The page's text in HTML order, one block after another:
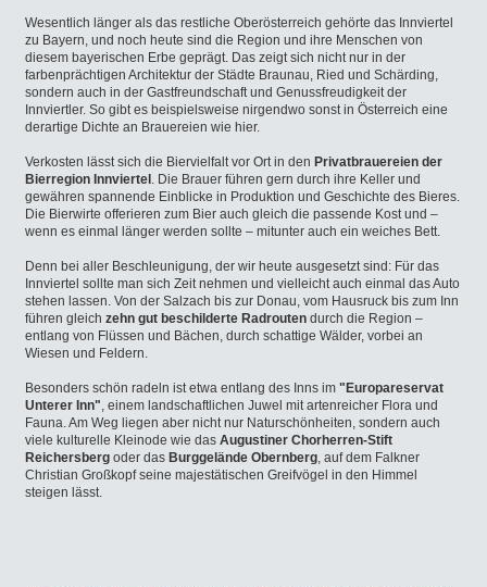
Wesentlich länger als das restliche Oberösterreich gehörte das Innviertel
zu Bayern, und noch heute sind die Region und ihre Menschen von
diesem bayerischen Erbe geprägt. Das zeigt sich nicht nur in der
farbenprächtigen Architektur der Städte Braunau, Ried und Schärding,
sondern auch in der Gastfreundschaft und Genussfreudigkeit der
Innviertler. So gibt es beispielsweise nirgendwo sonst in Österreich eine
derartige Dichte an Brauereien wie hier.
Verkosten lässt sich die Biervielfalt vor Ort in den Privatbrauereien der
Bierregion Innviertel . Die Brauer führen gern durch ihre Keller und
gewähren spannende Einblicke in Produktion und Geschichte des Bieres.
Die Bierwirte offerieren zum Bier auch gleich die passende Kost und –
wenn es einmal länger werden sollte – mitunter auch ein weiches Bett.
Denn bei aller Beschleunigung, der wir heute ausgesetzt sind: Für das
Innviertel sollte man sich Zeit nehmen und vielleicht auch einmal das Auto
stehen lassen. Von der Salzach bis zur Donau, vom Hausruck bis zum Inn
führen gleich zehn gut beschilderte Radrouten durch die Region –
entlang von Flüssen und Bächen, durch schattige Wälder, vorbei an
Wiesen und Feldern.
Besonders schön radeln ist etwa entlang des Inns im "Europareservat
Unterer Inn", einem landschaftlichen Juwel mit artenreicher Flora und
Fauna. Am Weg liegen aber nicht nur Naturschönheiten, sondern auch
viele kulturelle Kleinode wie das Augustiner Chorherren-Stift
Reichersberg oder das Burggelände Obernberg, auf dem Falkner
Christian Großkopf seine majestätischen Greifvögel in den Himmel
steigen lässt.